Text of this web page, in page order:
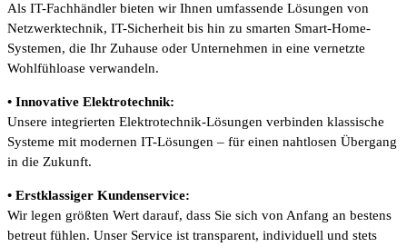
Als IT-Fachhändler bieten wir Ihnen umfassende Lösungen von
Netzwerktechnik, IT-Sicherheit bis hin zu smarten Smart-Home-
Systemen, die Ihr Zuhause oder Unternehmen in eine vernetzte
Wohlfühloase verwandeln.
• Innovative Elektrotechnik:
Unsere integrierten Elektrotechnik-Lösungen verbinden klassische
Systeme mit modernen IT-Lösungen – für einen nahtlosen Übergang
in die Zukunft.
• Erstklassiger Kundenservice:
Wir legen größten Wert darauf, dass Sie sich von Anfang an bestens
betreut fühlen. Unser Service ist transparent, individuell und stets